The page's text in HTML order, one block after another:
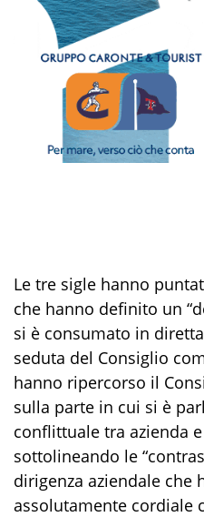
Le tre sigle hanno
che hanno definito un
si è consumato in
seduta del Consiglio
hanno ripercorso il
sulla parte in cui si è
conflittuale tra azienda
sottolineando le
dirigenza aziendale che
assolutamente cordiale